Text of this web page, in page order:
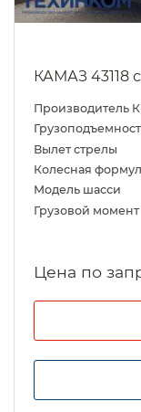
КАМАЗ 43118
Производитель
Вылет стрелы
Колесная
Модель шасси
Грузовой момент
Цена по